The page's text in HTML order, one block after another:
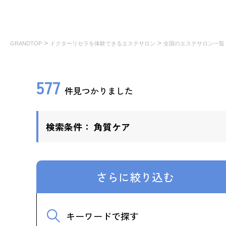
GRANDTOP > ドクターリセラを体験できるエステサロン > 全国のエステサロン一覧
577 件見つかりました
検索条件： 角質ケア
さらに絞り込む
キーワードで探す